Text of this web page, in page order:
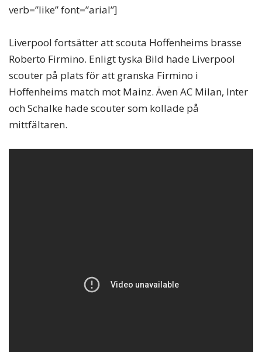
verb=”like” font=”arial”]
Liverpool fortsätter att scouta Hoffenheims brasse
Roberto Firmino. Enligt tyska Bild hade Liverpool
scouter på plats för att granska Firmino i
Hoffenheims match mot Mainz. Även AC Milan, Inter
och Schalke hade scouter som kollade på
mittfältaren.